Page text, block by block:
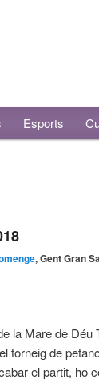
Esports
, Gent Gran
la Mare de Déu
torneig de
el partit, ho